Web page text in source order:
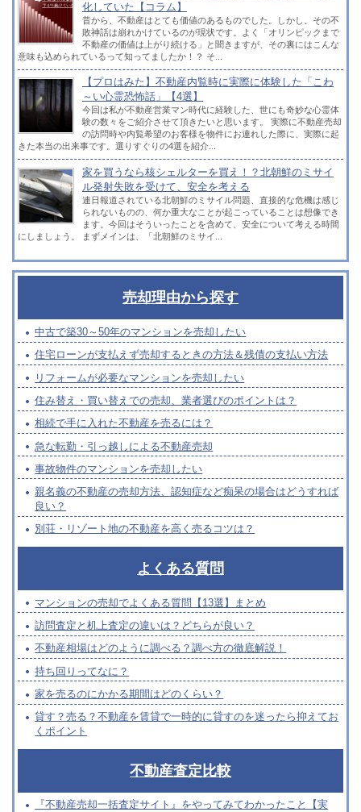
化していた【コラム】
昔から、不動産はとても価値のあるものでした。しかし、その不
敗神話は崩れかけているのが現状です。よく「オリンピックまで
不動産の価値は上がり続ける」と聞きますが、その裏にはこんな
意味も込められているって知ってましたか！？ そ...
【プロはみた】不動産内覧時に実際に体験した「こわ
～い心霊恐怖話」【4選】
今回は私が不動産営業マン時代に経験した、世にも奇妙な心霊体
験の数々をご紹介させて頂きたいと思います。 実際に不動産売却
の訪問時や内覧希望のお客様を物件にお連れした際に、実際に起
きた本当の出来事です。選りすぐりの4選を紹介...
家を買うなら核シェルターを買え！？北朝鮮のミサイ
ル発射失敗を受けて、安全を考える
連日報道されている北朝鮮のミサイル問題、直接的な危機は感じ
られないものの、何か重大なことが起こっていることは想像でき
ます。今回はそういったことを含めて、安全について考える時間
にしましょう。 まずメインは、「北朝鮮のミサイ...
売却理由から探す
中古で築30～50年のマンションを売却したい
住宅ローンが支払えず売却するときの方法＆残債の支払い方法
リフォームが必要なマンションを売却したい
住み替え・買い替えでの売却、業者選びのポイントは？
相続で手に入れた不動産を売るには？
急な転勤・引っ越しによる不動産売却
事故物件のマンションを売却したい
親名義の不動産の売却方法、認知症など痴呆の場合はどうすれば
良い？
別荘・リゾート地の不動産を高く売るコツは？
よくある質問
マンションの売却でよくある質問【13選】まとめ
訪問査定と机上査定の違いは？どちらが良い？
不動産相場はどのように調べる？調べ方の徹底解説！
持ち回りってなに？
家を売るのにかかる期間はどのくらい？
貸す？売る？不動産を賃貸で一時的に貸すのを迷ったら抑えてお
くポイント
不動産査定比較
『不動産売却一括査定サイト』をやってみてわかったこと【実